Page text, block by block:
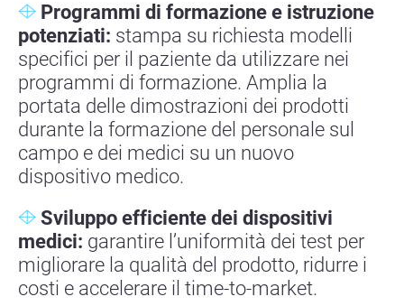
Programmi di formazione e istruzione
potenziati: stampa su richiesta modelli
specifici per il paziente da utilizzare nei
programmi di formazione. Amplia la
portata delle dimostrazioni dei prodotti
durante la formazione del personale sul
campo e dei medici su un nuovo
dispositivo medico.
Sviluppo efficiente dei dispositivi
medici: garantire l’uniformità dei test per
migliorare la qualità del prodotto, ridurre i
costi e accelerare il time-to-market.